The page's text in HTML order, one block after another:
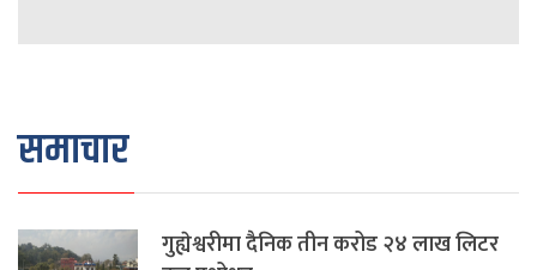
समाचार
गुह्येश्वरीमा दैनिक तीन करोड २४ लाख लिटर